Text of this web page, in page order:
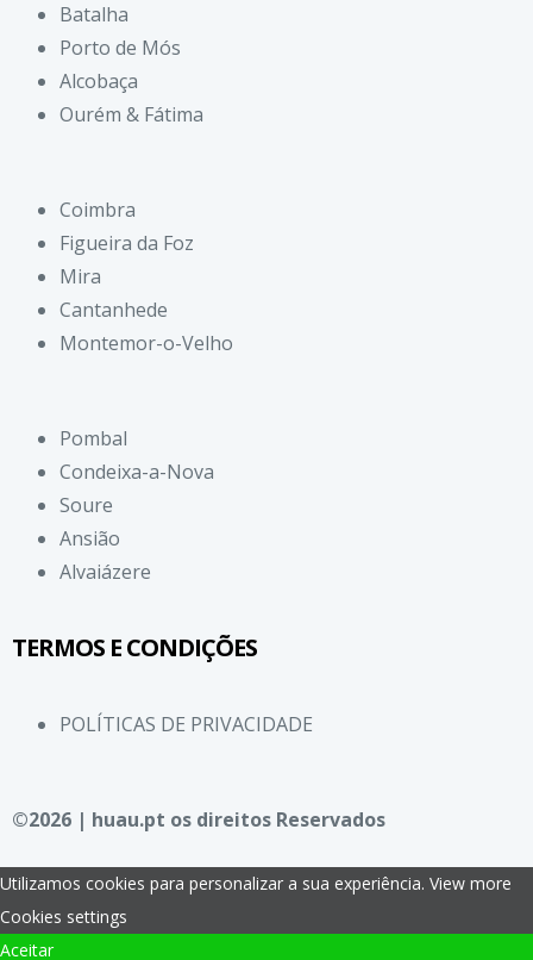
Batalha
Porto de Mós
Alcobaça
Ourém & Fátima
Coimbra
Figueira da Foz
Mira
Cantanhede
Montemor-o-Velho
Pombal
Condeixa-a-Nova
Soure
Ansião
Alvaiázere
TERMOS E CONDIÇÕES
POLÍTICAS DE PRIVACIDADE
©2026 | huau.pt os direitos Reservados
Utilizamos cookies para personalizar a sua experiência. View more
Cookies settings
Aceitar